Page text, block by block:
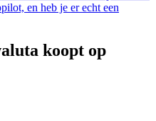
en heb je er echt een
koopt op